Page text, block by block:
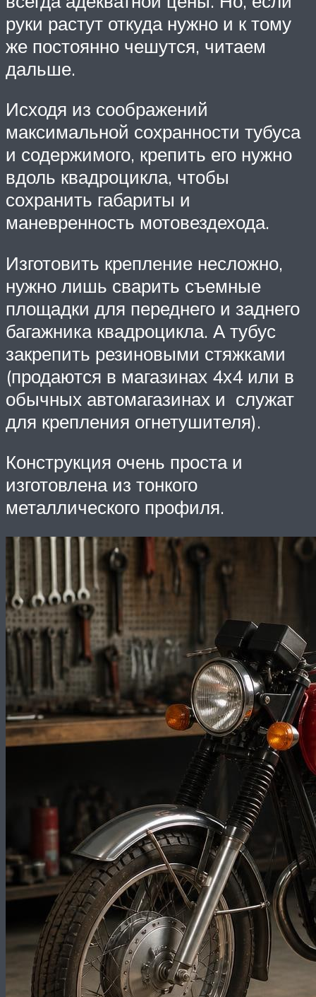
руки растут откуда нужно и к тому
же постоянно чешутся, читаем
дальше.
Исходя из соображений
максимальной сохранности тубуса
и содержимого, крепить его нужно
вдоль квадроцикла, чтобы
сохранить габариты и
маневренность мотовездехода.
Изготовить крепление несложно,
нужно лишь сварить съемные
площадки для переднего и заднего
багажника квадроцикла. А тубус
закрепить резиновыми стяжками
(продаются в магазинах 4х4 или в
обычных автомагазинах и служат
для крепления огнетушителя).
Конструкция очень проста и
изготовлена из тонкого
металлического профиля.